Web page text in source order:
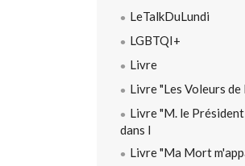
LeTalkDuLundi
LGBTQI+
Livre
Livre "Les Voleurs de
Livre "M. le
dans l
Livre "Ma Mort